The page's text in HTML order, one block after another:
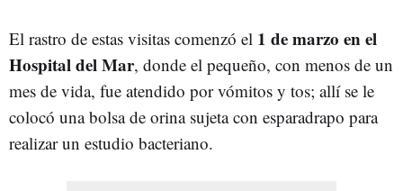
El rastro de estas visitas comenzó el 1 de marzo en el
Hospital del Mar, donde el pequeño, con menos de un
mes de vida, fue atendido por vómitos y tos; allí se le
colocó una bolsa de orina sujeta con esparadrapo para
realizar un estudio bacteriano.